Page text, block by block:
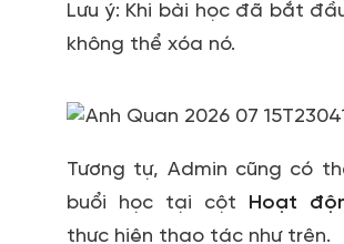
Lưu ý: Khi bài học đã bắt
không thể xóa nó.
Tương tự, Admin cũng có
buổi học tại cột Hoạt
thực hiện thao tác như trên.